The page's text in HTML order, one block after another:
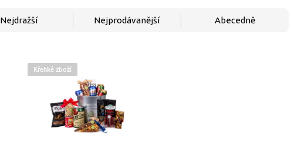
Nejdražší Nejprodávanější Abecedně
Křehké zboží